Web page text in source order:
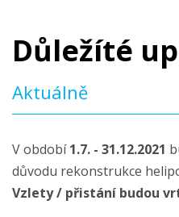
Důležíté
Aktuálně
V období1.7. - 31.12.2021
důvodu rekonstrukce
Vzlety / přistání budou